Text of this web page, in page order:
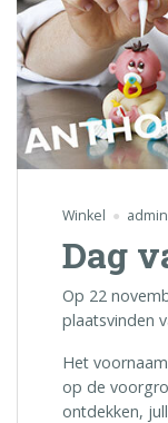
Winkel admin
Dag
Op 22
plaatsvinden
Het
op de
ontdekken,